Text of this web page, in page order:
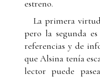
estreno.
La primera
pero la segunda
referencias y de
que Alsina tenía
lector puede